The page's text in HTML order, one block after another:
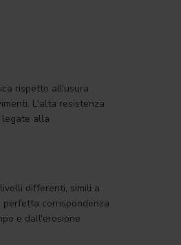
rispetto all'usura
L'alta resistenza
legate alla
differenti, simili a
corrispondenza
e dall'erosione